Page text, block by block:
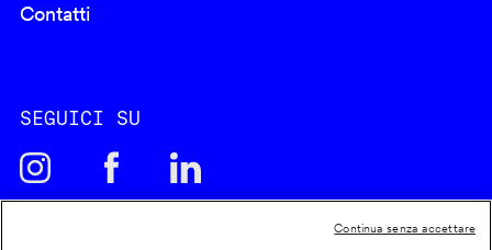
Contatti
SEGUICI SU
Continua senza accettare